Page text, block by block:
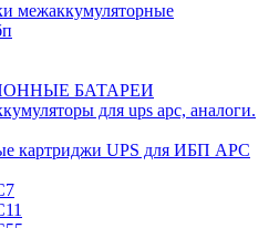
межаккумуляторные
БАТАРЕИ
для ups apc, аналоги.
картриджи UPS для ИБП APC